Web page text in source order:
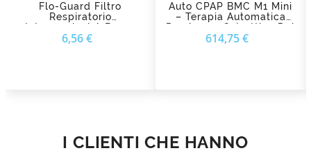
Flo-Guard Filtro
Respiratorio
Intersurgical A Bassa
Resistenza Per CPAP E
6,56 €
Auto CPAP BMC M1 Mini
– Terapia Automatica
Per Apnea Ostruttiva Del
Sonno
614,75 €
I CLIENTI CHE HANNO